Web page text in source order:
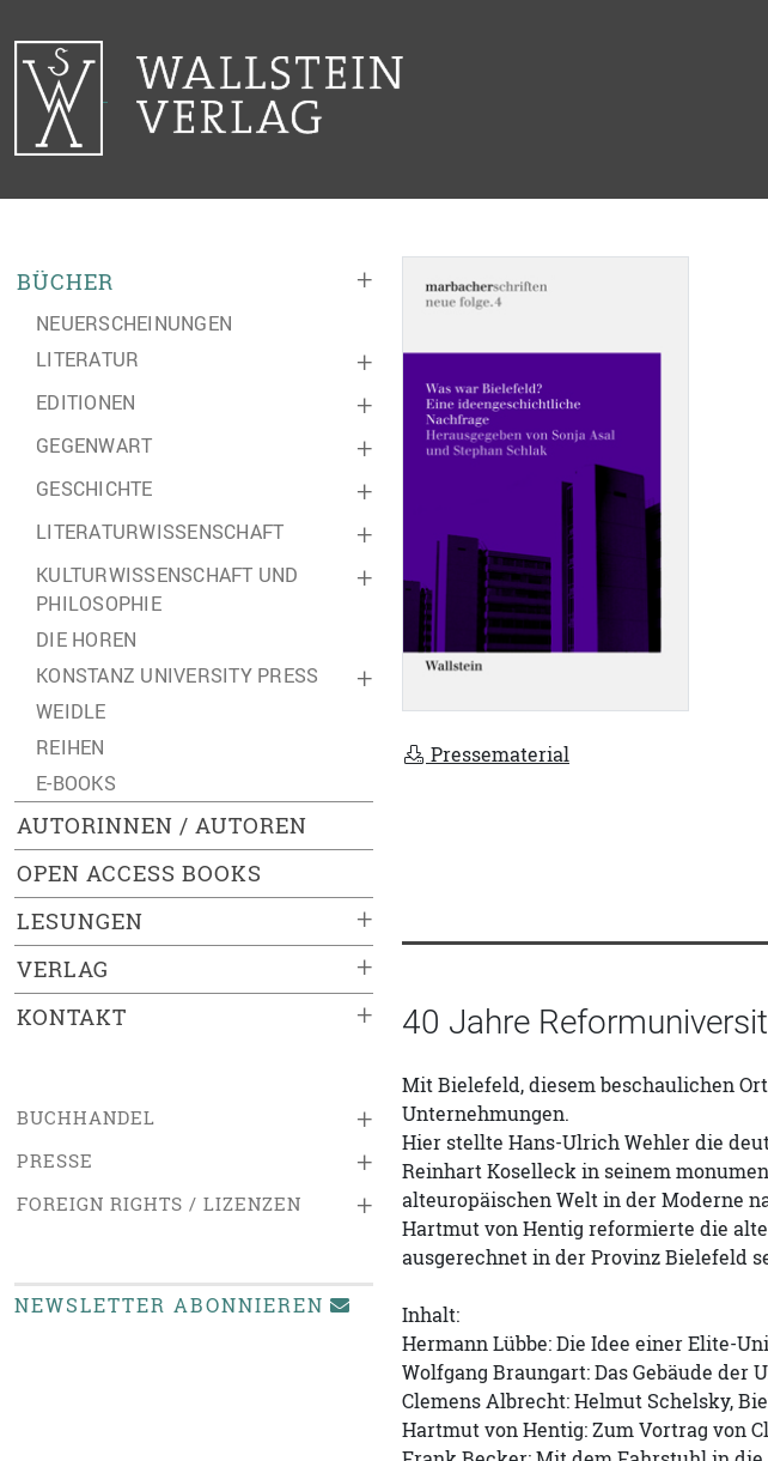
+
BÜCHER
NEUERSCHEINUNGEN
+
LITERATUR
+
EDITIONEN
+
GEGENWART
+
GESCHICHTE
+
LITERATURWISSENSCHAFT
+
KULTURWISSENSCHAFT UND
PHILOSOPHIE
DIE HOREN
+
KONSTANZ UNIVERSITY PRESS
WEIDLE
REIHEN
E-BOOKS
AUTORINNEN / AUTOREN
OPEN ACCESS BOOKS
+
LESUNGEN
+
VERLAG
+
KONTAKT
+
BUCHHANDEL
+
PRESSE
+
FOREIGN RIGHTS / LIZENZEN
NEWSLETTER ABONNIEREN
Pressematerial
40 Jahre
Mit Bielefeld, diesem beschaulichen
Unternehmungen.
Hier stellte Hans-Ulrich Wehler die
Reinhart Koselleck in seinem
alteuropäischen Welt in der Moderne
Hartmut von Hentig reformierte die
ausgerechnet in der Provinz Bielefeld
Inhalt:
Hermann Lübbe: Die Idee einer Elite-
Wolfgang Braungart: Das Gebäude der
Clemens Albrecht: Helmut Schelsky,
Hartmut von Hentig: Zum Vortrag von